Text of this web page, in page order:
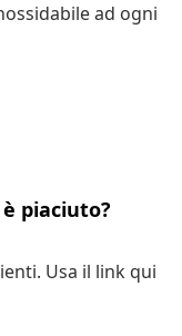
ad ogni
piaciuto?
Usa il link qui